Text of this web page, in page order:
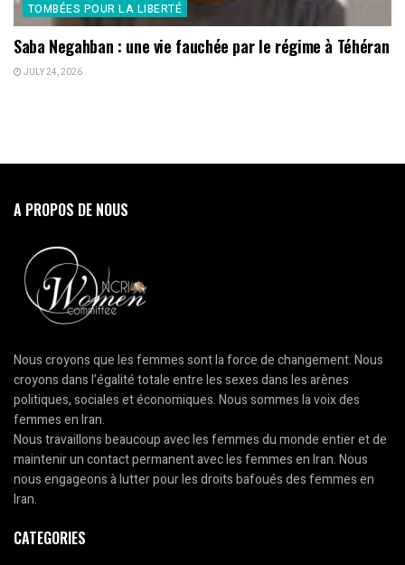
TOMBÉES POUR LA LIBERTÉ
Saba Negahban : une vie fauchée par le régime à Téhéran
JULY 24, 2026
A PROPOS DE NOUS
Nous croyons que les femmes sont la force de changement. Nous
croyons dans l’égalité totale entre les sexes dans les arènes
politiques, sociales et économiques. Nous sommes la voix des
femmes en Iran.
Nous travaillons beaucoup avec les femmes du monde entier et de
maintenir un contact permanent avec les femmes en Iran. Nous
nous engageons à lutter pour les droits bafoués des femmes en
Iran.
CATEGORIES